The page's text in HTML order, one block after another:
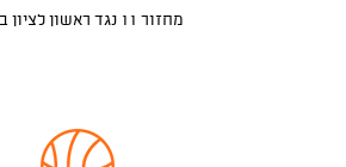
מחזור 11 נגד ראשון לציון בבית